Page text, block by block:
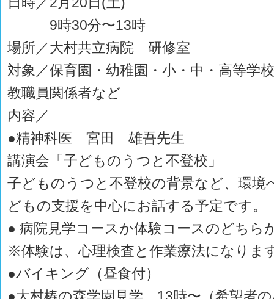
9時30分〜13時
場所／大村共立病院 研修室
対象／保育園・幼稚園・小・中・高等学
教職員関係者など
内容／
●精神科医 宮田 雄吾先生
講演会「子どものうつと不登校」
子どものうつと不登校の背景など、環境
どもの支援を中心にお話する予定です。
● 病院見学コースか体験コースのどちら
※体験は、心理検査と作業療法になりま
●バイキング（昼食付）